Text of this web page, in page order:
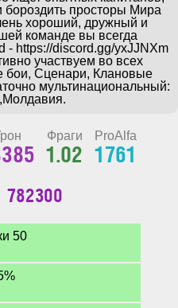
бороздить просторы Мира
хороший, дружный и
команде вы всегда
- https://discord.gg/yxJJNXm
участвуем во всех
бои, Cценари, Клановые
мультинациональный:
Фраги
1.02
ProAlfa
1761
782300
50